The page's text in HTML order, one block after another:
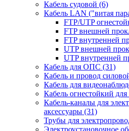
Кабель судовой (6)
Кабель LAN ("витая
FTP/UTP
FTP внешней
FTP внутренней
UTP внешней
UTP внутренней
Кабель для ОПС (31)
Кабель и провод
Кабель для
Кабель огнестойкий
Кабель-каналы для
аксессуары (31)
Трубы для
Электроустановочное